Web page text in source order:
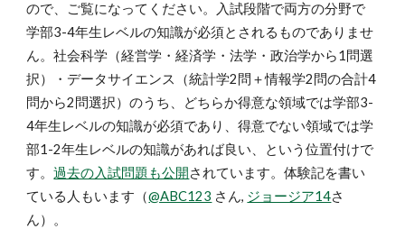
ので、ご覧になってください。入試段階で両方の分野で
学部3-4年生レベルの知識が必須とされるものでありませ
ん。社会科学（経営学・経済学・法学・政治学から1問選
択）・データサイエンス（統計学2問＋情報学2問の合計4
問から2問選択）のうち、どちらか得意な領域では学部3-
4年生レベルの知識が必須であり、得意でない領域では学
部1-2年生レベルの知識があれば良い、という位置付けで
す。過去の入試問題も公開されています。体験記を書い
ている人もいます（@ABC123 さん, ジョージア14さ
ん）。